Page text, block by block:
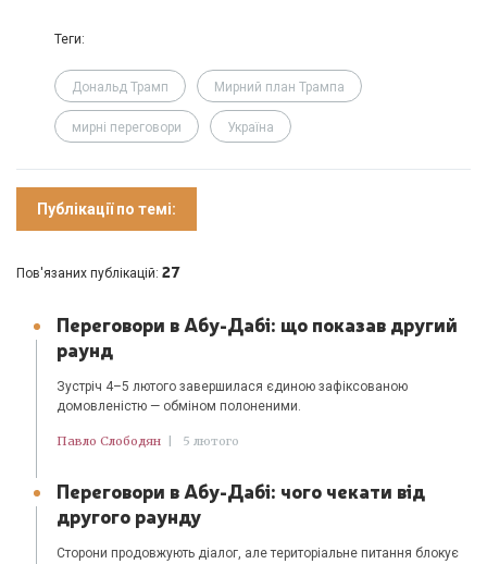
Теги:
Дональд Трамп Мирний план Трампа
мирні переговори Україна
Публікації по темі:
Пов'язаних публікацій: 27
Переговори в Абу-Дабі: що показав другий
раунд
Зустріч 4–5 лютого завершилася єдиною зафіксованою
домовленістю — обміном полоненими.
Павло Слободян 5 лютого
Переговори в Абу-Дабі: чого чекати від
другого раунду
Сторони продовжують діалог, але територіальне питання блокує